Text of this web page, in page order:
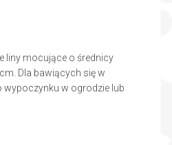
liny mocujące o średnicy
Dla bawiących się w
wypoczynku w ogrodzie lub